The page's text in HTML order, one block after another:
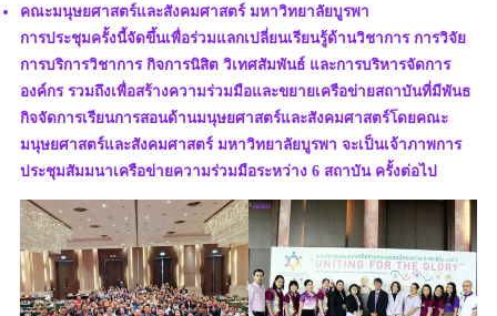
คณะมนุษยศาสตร์และสังคมศาสตร์ มหาวิทยาลัยบูรพา
การประชุมครั้งนี้จัดขึ้นเพื่อร่วมแลกเปลี่ยนเรียนรู้ด้านวิชาการ การวิจัย
การบริการวิชาการ กิจการนิสิต วิเทศสัมพันธ์ และการบริหารจัดการ
องค์กร รวมถึงเพื่อสร้างความร่วมมือและขยายเครือข่ายสถาบันที่มีพันธ
กิจจัดการเรียนการสอนด้านมนุษยศาสตร์และสังคมศาสตร์โดยคณะ
มนุษยศาสตร์และสังคมศาสตร์ มหาวิทยาลัยบูรพา จะเป็นเจ้าภาพการ
ประชุมสัมมนาเครือข่ายความร่วมมือระหว่าง 6 สถาบัน ครั้งต่อไป